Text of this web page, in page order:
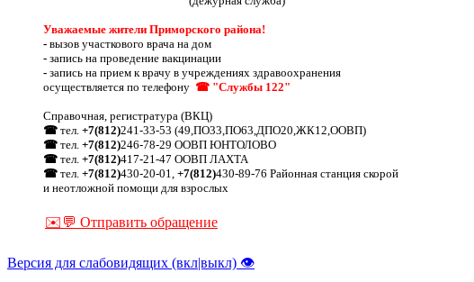
Уважаемые жители Приморского района!
- вызов участкового врача на дом
- запись на проведение вакцинации
- запись на прием к врачу в учреждениях здравоохранения
осуществляется по телефону ☎ "Службы 122"
Справочная, регистратура (ВКЦ)
☎ тел. +7(812)241-33-53 (49,ПО33,ПО63,ДПО20,ЖК12,ООВП)
☎ тел. +7(812)246-78-29 ООВП ЮНТОЛОВО
☎ тел. +7(812)417-21-47 ООВП ЛАХТА
☎ тел. +7(812)430-20-01, +7(812)430-89-76 Районная станция скорой
и неотложной помощи для взрослых
✉️💬 Отправить обращение
Версия для слабовидящих (вкл|выкл) 👁